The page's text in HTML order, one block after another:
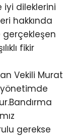
iyi dileklerini
hakkında
fikir
Vekili Murat
yönetimde
gerekse